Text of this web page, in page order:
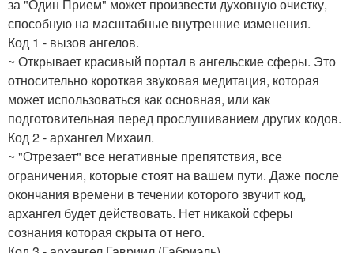
за "Один Прием" может произвести духовную очистку,
способную на масштабные внутренние изменения.
Код 1 - вызов ангелов.
~ Открывает красивый портал в ангельские сферы. Это
относительно короткая звуковая медитация, которая
может использоваться как основная, или как
подготовительная перед прослушиванием других кодов.
Код 2 - архангел Михаил.
~ "Отрезает" все негативные препятствия, все
ограничения, которые стоят на вашем пути. Даже после
окончания времени в течении которого звучит код,
архангел будет действовать. Нет никакой сферы
сознания которая скрыта от него.